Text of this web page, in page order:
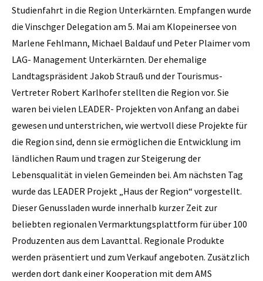
Studienfahrt in die Region Unterkärnten. Empfangen wurde
die Vinschger Delegation am 5. Mai am Klopeinersee von
Marlene Fehlmann, Michael Baldauf und Peter Plaimer vom
LAG- Management Unterkärnten. Der ehemalige
Landtagspräsident Jakob Strauß und der Tourismus-
Vertreter Robert Karlhofer stellten die Region vor. Sie
waren bei vielen LEADER- Projekten von Anfang an dabei
gewesen und unterstrichen, wie wertvoll diese Projekte für
die Region sind, denn sie ermöglichen die Entwicklung im
ländlichen Raum und tragen zur Steigerung der
Lebensqualität in vielen Gemeinden bei. Am nächsten Tag
wurde das LEADER Projekt „Haus der Region“ vorgestellt.
Dieser Genussladen wurde innerhalb kurzer Zeit zur
beliebten regionalen Vermarktungsplattform für über 100
Produzenten aus dem Lavanttal. Regionale Produkte
werden präsentiert und zum Verkauf angeboten. Zusätzlich
werden dort dank einer Kooperation mit dem AMS